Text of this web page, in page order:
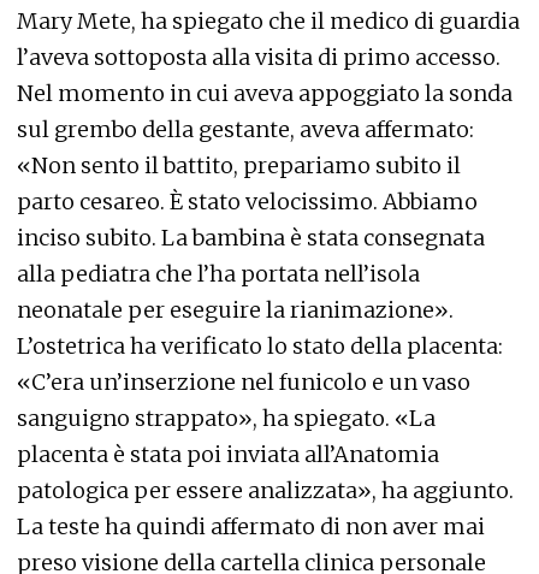
Mary Mete, ha spiegato che il medico di guardia
l’aveva sottoposta alla visita di primo accesso.
Nel momento in cui aveva appoggiato la sonda
sul grembo della gestante, aveva affermato:
«Non sento il battito, prepariamo subito il
parto cesareo. È stato velocissimo. Abbiamo
inciso subito. La bambina è stata consegnata
alla pediatra che l’ha portata nell’isola
neonatale per eseguire la rianimazione».
L’ostetrica ha verificato lo stato della placenta:
«C’era un’inserzione nel funicolo e un vaso
sanguigno strappato», ha spiegato. «La
placenta è stata poi inviata all’Anatomia
patologica per essere analizzata», ha aggiunto.
La teste ha quindi affermato di non aver mai
preso visione della cartella clinica personale